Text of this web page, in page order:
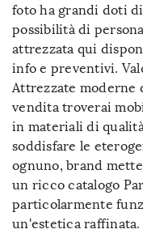
foto ha grandi doti
possibilità di
attrezzata qui
info e preventivi.
Attrezzate moderne
vendita troverai
in materiali di
soddisfare le
ognuno, brand
un ricco catalogo
particolarmente
un'estetica raffinata.